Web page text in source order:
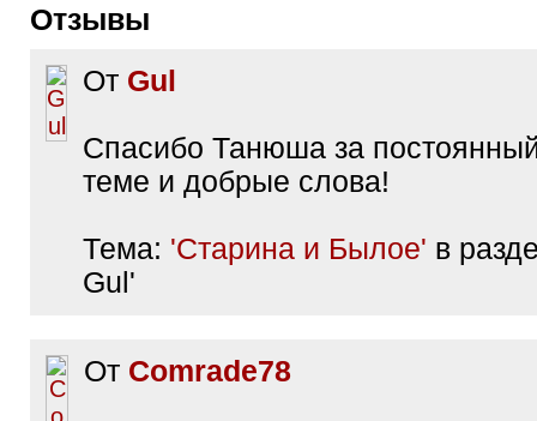
Отзывы
От Gul
Спасибо Танюша за
теме и добрые слова!
Тема: 'Старина и Былое' в
Gul'
От Comrade78